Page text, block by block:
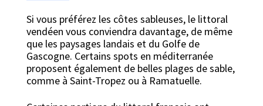
Si vous préférez les côtes sableuses, le littoral
vendéen vous conviendra davantage, de même
que les paysages landais et du Golfe de
Gascogne. Certains spots en méditerranée
proposent également de belles plages de sable,
comme à Saint-Tropez ou à Ramatuelle.